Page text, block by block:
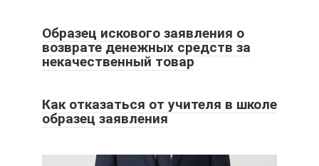
Образец искового заявления о
возврате денежных средств за
некачественный товар
Как отказаться от учителя в школе
образец заявления